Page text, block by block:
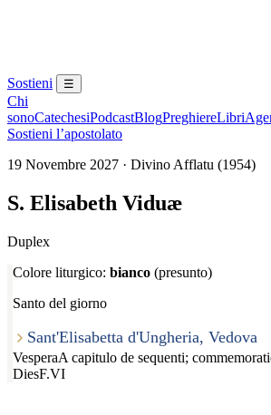
Sostieni ☰
Chi
sonoCatechesiPodcastBlogPreghiereLibri
Sostieni l’apostolato
19 Novembre 2027 · Divino Afflatu (1954)
S. Elisabeth Viduæ
Duplex
Colore liturgico: bianco (presunto)
Santo del giorno
Sant'Elisabetta d'Ungheria, Vedova
VesperaA capitulo de sequenti;
DiesF.VI